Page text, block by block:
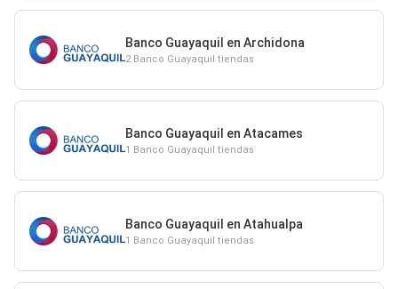
Banco Guayaquil en Archidona
2 Banco Guayaquil tiendas
Banco Guayaquil en Atacames
1 Banco Guayaquil tiendas
Banco Guayaquil en Atahualpa
1 Banco Guayaquil tiendas